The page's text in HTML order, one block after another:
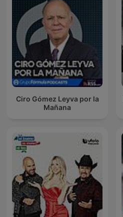
Ciro Gómez Leyva por la
Mañana